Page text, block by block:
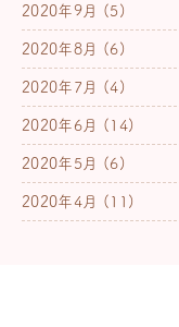
2020年9月 (5)
2020年8月 (6)
2020年7月 (4)
2020年6月 (14)
2020年5月 (6)
2020年4月 (11)